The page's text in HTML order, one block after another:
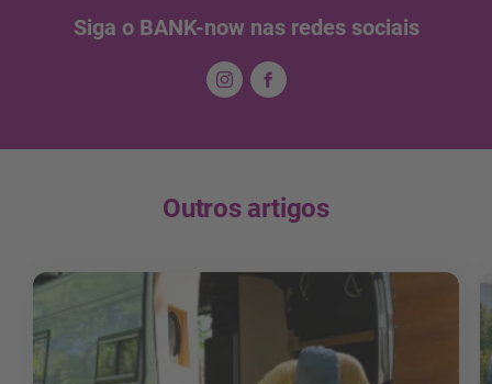
Siga o BANK-now nas redes sociais
Outros artigos